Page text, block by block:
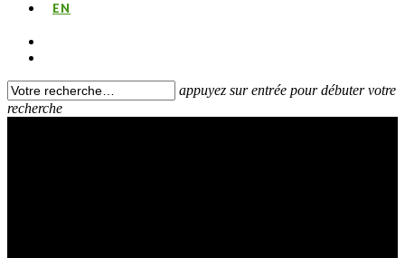
EN
appuyez sur entrée pour débuter votre
recherche